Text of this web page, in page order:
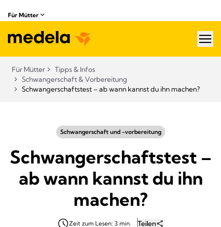
Für Mütter
Für Mütter
Tipps & Infos
Schwangerschaft & Vorbereitung
Schwangerschaftstest – ab wann kannst du ihn machen?
Schwangerschaft und -vorbereitung
Schwangerschaftstest –
ab wann kannst du ihn
machen?
Zeit zum Lesen: 3 min. Teilen